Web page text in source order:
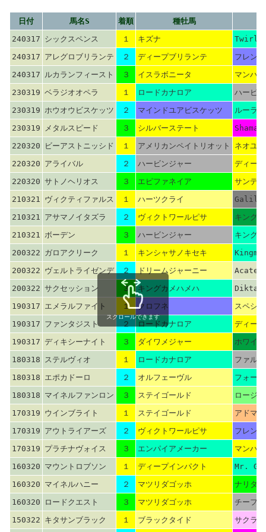
日付 馬名S 着順 種牡馬
240317 シックスペンス １ キズナ
240317 アレグロブリランテ ２ ディープブリランテ
フレン
240317
ルカランフィースト ３ イスラボニータ
マンハ
230319 ベラジオオペラ １ ロードカナロア
ハービ
230319 ホウオウビスケッツ ２ マインドユアビスケッツ
ルーラ
230319
メタルスピード ３ シルバーステート
220320
ビーアストニッシド １ アメリカンペイトリオット
ネオユ
220320 アライバル ２ ハービンジャー
ディー
220320 サトノヘリオス ３ エピファネイア
サンデ
210321
ヴィクティファルス １ ハーツクライ
210321
アサマノイタズラ ２ ヴィクトワールピサ
キング
210321
ボーデン ３ ハービンジャー
キング
200322 ガロアクリーク １ キンシャサノキセキ
200322 ヴェルトライゼンデ ２ ドリームジャーニー
200322 サクセッション ３ キングカメハメハ
Diktat
190317 エメラルファイト １ クロフネ
スペシ
190317 ファンタジスト ２ ロードカナロア
ディー
190317 ディキシーナイト ３ ダイワメジャー
ホワイ
180318
ステルヴィオ １ ロードカナロア
ファル
180318 エポカドーロ ２ オルフェーヴル
フォー
180318 マイネルファンロン ３ ステイゴールド
ロージ
170319 ウインブライト １ ステイゴールド
アドマ
170319 アウトライアーズ ２ ヴィクトワールピサ
フレン
170319 プラチナヴォイス ３ エンパイアメーカー
マンハ
160320 マウントロブソン １ ディープインパクト
Mr.
160320 マイネルハニー ２ マツリダゴッホ
ナリタ
160320
ロードクエスト ３ マツリダゴッホ
チーフ
150322 キタサンブラック １ ブラックタイド サクラ
スクロールできます